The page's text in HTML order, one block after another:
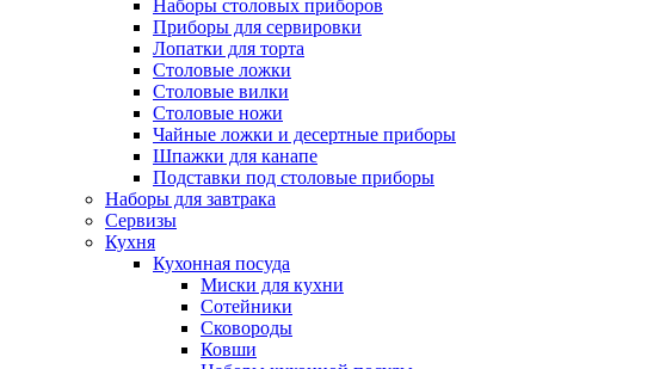
Наборы столовых приборов
Приборы для сервировки
Лопатки для торта
Столовые ложки
Столовые вилки
Столовые ножи
Чайные ложки и десертные приборы
Шпажки для канапе
Подставки под столовые приборы
Наборы для завтрака
Сервизы
Кухня
Кухонная посуда
Миски для кухни
Сотейники
Сковороды
Ковши